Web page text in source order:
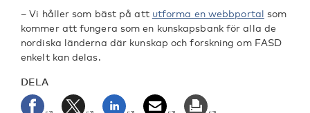
– Vi håller som bäst på att utforma en webbportal som
kommer att fungera som en kunskapsbank för alla de
nordiska länderna där kunskap och forskning om FASD
enkelt kan delas.
DELA